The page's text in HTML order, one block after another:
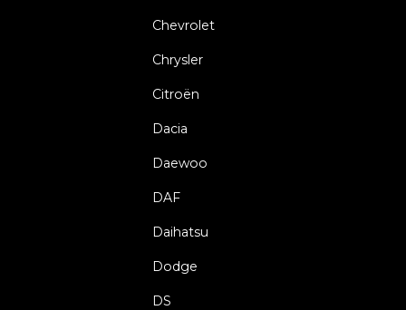
Chevrolet
Chrysler
Citroën
Dacia
Daewoo
DAF
Daihatsu
Dodge
DS